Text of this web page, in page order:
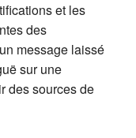
et les
des
message laissé
sur une
des sources de